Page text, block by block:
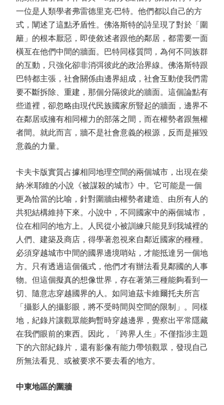
一位是人類學者弗雷德里克‧巴特。他們都以自己的方
式，闡述了這點矛盾性。佛洛斯特的詩呈現了對於「圍
籬」的根本厭惡，即使敘述者跟他的鄰居，都需要一面
橫亙在他們中間的牆面。巴特同樣質問，為何不同族群
的互動，只強化卻非消弭彼此的政治界線。佛洛斯特跟
巴特都主張，社會關係由邊界組成，社會互動使我們需
要不斷拆除、重建，那個分隔彼此的牆面。這個論點有
些道裡，卻忽略由現代民族國家所豎起的牆面，邊界不
在鄰居或擁有相同權力的部落之間，而在權勢者跟無權
者間。就此而言，牆不是社會意義的根源，反而是摧毀
意義的力量。
卡夫卡版實質占據相同地理空間的兩個城市，出現在柴
納‧米耶維的小說《被謀殺的城市》中。它可能是一個
更為恰當的比喻，針對圍牆由權勢者建造、由所有人的
共犯結構維持下來。小說中，不同國家中的兩個城市，
位在相同的地方上。人民從小被訓練只能見到我城裡的
人們、建築及商店，得學著忽視來自鄰近國家的種種。
必須穿越城市中間的國界邊境哨站，才能抵達另一個地
方。只有透過這個儀式，他們才有辦法看見鄰國的人事
物。但這個擬真的想像世界，存在著第三種能夠看到一
切、隨意志穿越國界的人。如同迪茲卡維爾托夫所言
「攝影人的攝影眼，將不受時間與空間的限制」。同樣
地，紀錄片讓觀眾能夠暫時穿越邊界，覺察出平常隱藏
在我們眼前的東西。因此，「跨界人生」不僅指涉主題
下的六部紀錄片，還有影像有能力帶領觀眾，發現自己
所無法看見、或被要求不要去看的地方。
中東地區的圍牆